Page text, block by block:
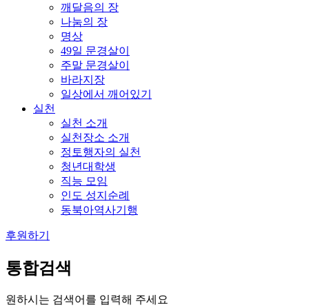
깨달음의 장
나눔의 장
명상
49일 문경살이
주말 문경살이
바라지장
일상에서 깨어있기
실천
실천 소개
실천장소 소개
정토행자의 실천
청년대학생
직능 모임
인도 성지순례
동북아역사기행
후원하기
통합검색
원하시는 검색어를 입력해 주세요